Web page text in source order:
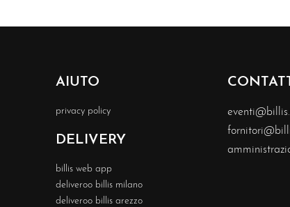
AIUTO
privacy policy
DELIVERY
billis web app
deliveroo billis milano
deliveroo billis arezzo